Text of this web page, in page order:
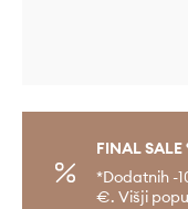
FINAL SALE
*Dodatnih -
€. Višji